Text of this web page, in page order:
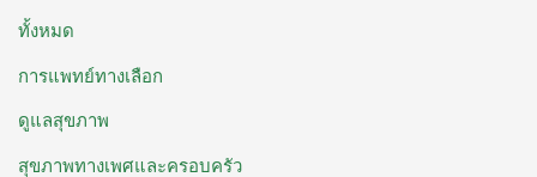
ทั้งหมด
การแพทย์ทางเลือก
ดูแลสุขภาพ
สุขภาพทางเพศและครอบครัว